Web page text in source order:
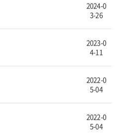
2024-0
3-26
2023-0
4-11
2022-0
5-04
2022-0
5-04